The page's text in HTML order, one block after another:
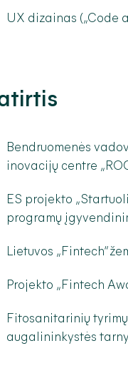
UX dizainas („Code
Bendruomenės
inovacijų centre
ES projekto
programų
Lietuvos „Fintech“
Projekto „Fintech
Fitosanitarinių
augalininkystės